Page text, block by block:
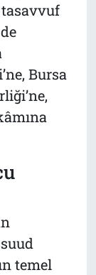
tasavvuf
Bursa
temel